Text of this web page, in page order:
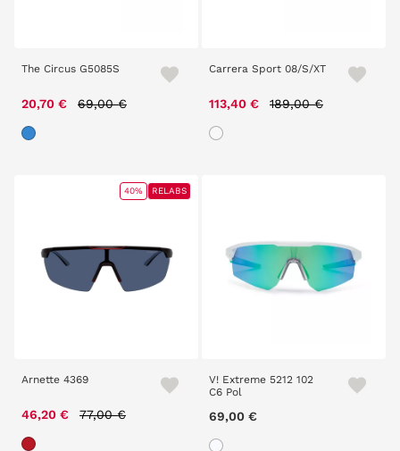
The Circus G5085S
20,70 € Price reduced from
69,00 €
Carrera Sport 08/S/XT
113,40 € Price reduced from
189,00 €
Arnette 4369
46,20 € Price reduced from
77,00 €
40% RELABS
V! Extreme 5212 102
C6 Pol
69,00 €